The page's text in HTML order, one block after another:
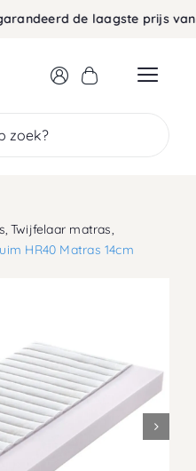
de laagste prijs van
Twijfelaar matras
HR40 Matras 14cm